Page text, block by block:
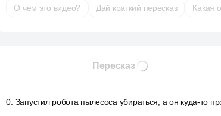
О чем это видео? Дай краткий пересказ Какая
Пересказ
0: Запустил робота пылесоса убираться, а он куда-то